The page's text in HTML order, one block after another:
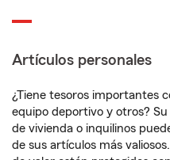
Artículos personales
¿Tiene tesoros importantes
equipo deportivo y otros?
de vivienda o inquilinos
de sus artículos más